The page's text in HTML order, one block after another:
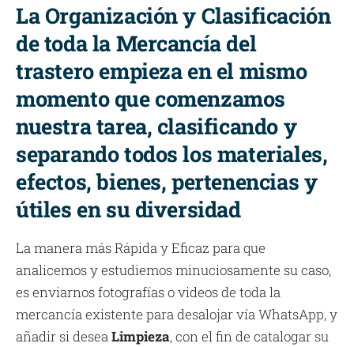
La Organización y Clasificación
de toda la Mercancía del
trastero empieza en el mismo
momento que comenzamos
nuestra tarea, clasificando y
separando todos los materiales,
efectos, bienes, pertenencias y
útiles en su diversidad
La manera más Rápida y Eficaz para que
analicemos y estudiemos minuciosamente su caso,
es enviarnos fotografías o videos de toda la
mercancía existente para desalojar vía WhatsApp, y
añadir si deseaLimpieza, con el fin de catalogar su